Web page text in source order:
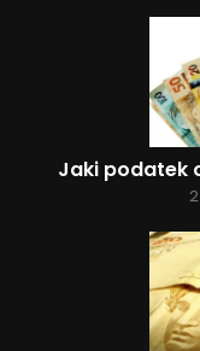
Jaki podatek